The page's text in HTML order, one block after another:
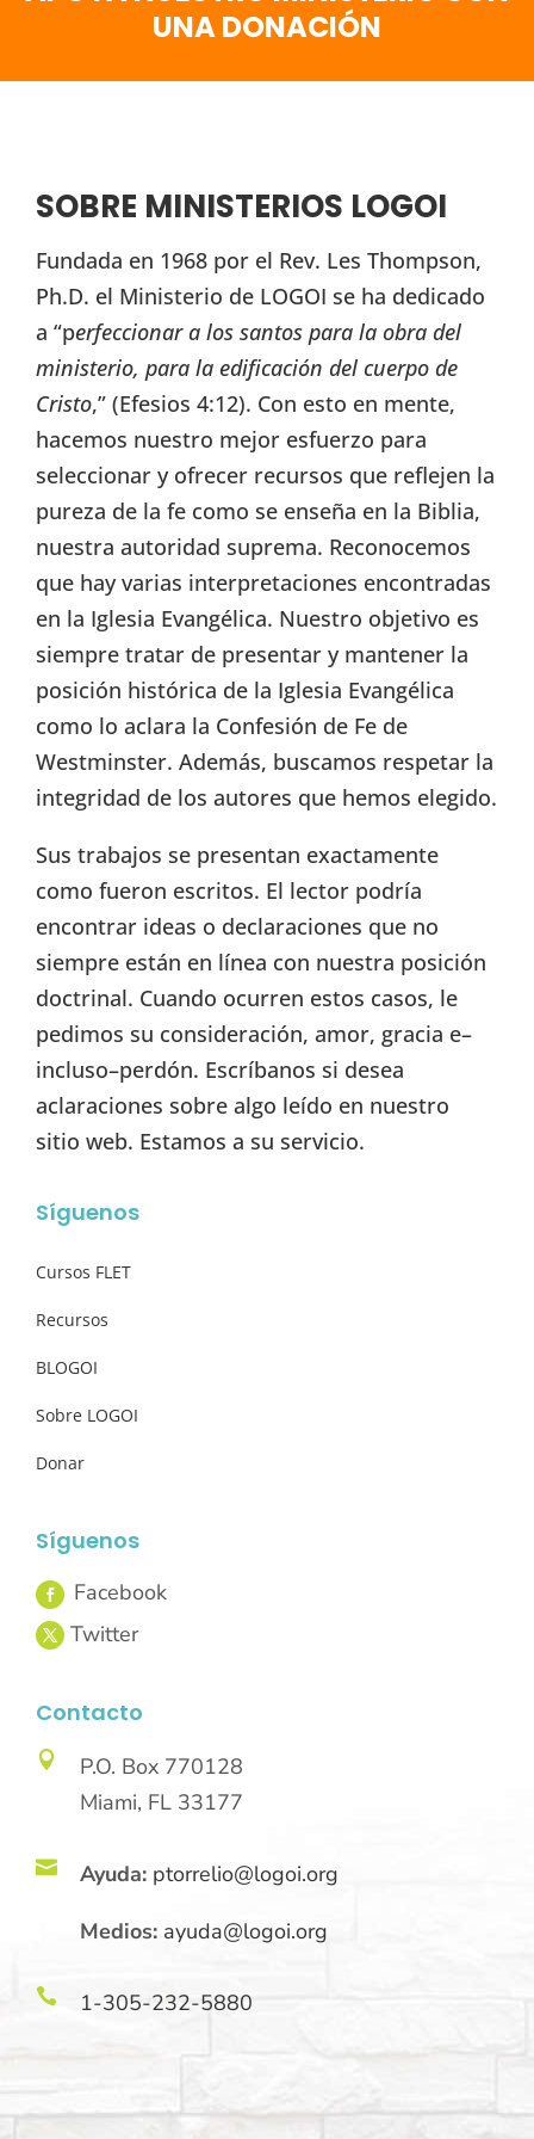
UNA DONACIÓN
SOBRE MINISTERIOS LOGOI
Fundada en 1968 por el Rev. Les Thompson,
Ph.D. el Ministerio de LOGOI se ha dedicado
a “perfeccionar a los santos para la obra del
ministerio, para la edificación del cuerpo de
Cristo,” (Efesios 4:12). Con esto en mente,
hacemos nuestro mejor esfuerzo para
seleccionar y ofrecer recursos que reflejen la
pureza de la fe como se enseña en la Biblia,
nuestra autoridad suprema. Reconocemos
que hay varias interpretaciones encontradas
en la Iglesia Evangélica. Nuestro objetivo es
siempre tratar de presentar y mantener la
posición histórica de la Iglesia Evangélica
como lo aclara la Confesión de Fe de
Westminster. Además, buscamos respetar la
integridad de los autores que hemos elegido.
Sus trabajos se presentan exactamente
como fueron escritos. El lector podría
encontrar ideas o declaraciones que no
siempre están en línea con nuestra posición
doctrinal. Cuando ocurren estos casos, le
pedimos su consideración, amor, gracia e–
incluso–perdón. Escríbanos si desea
aclaraciones sobre algo leído en nuestro
sitio web. Estamos a su servicio.
Síguenos
Cursos FLET
Recursos
BLOGOI
Sobre LOGOI
Donar
Síguenos
Contacto

P.O. Box 770128
Miami, FL 33177
 Ayuda: ptorrelio@logoi.org
Medios: ayuda@logoi.org
 1-305-232-5880